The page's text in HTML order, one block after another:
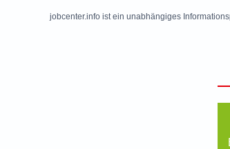
jobcenter.info ist ein unabhängiges